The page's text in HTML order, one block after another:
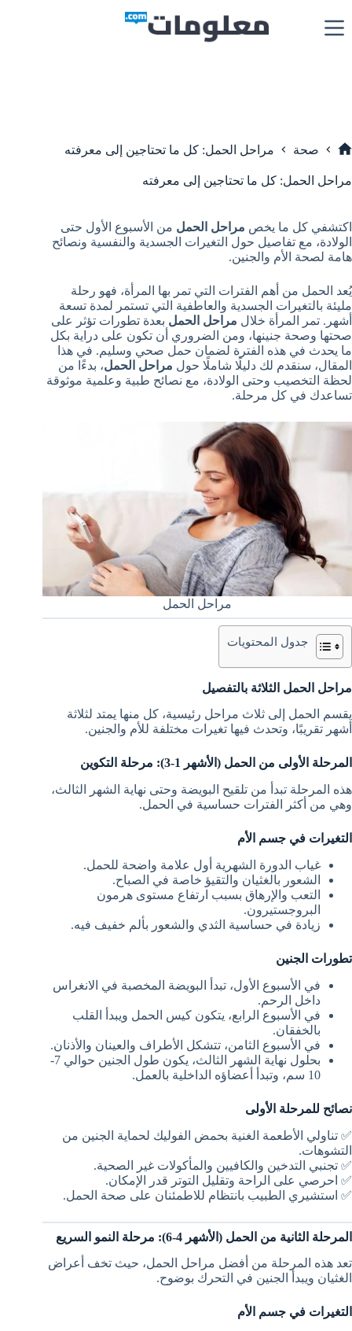
إلى
المحتوى
صحة مراحل الحمل: كل ما تحتاجين إلى معرفته
مراحل الحمل: كل ما تحتاجين إلى معرفته
اكتشفي كل ما يخص مراحل الحمل من الأسبوع الأول حتى
الولادة، مع تفاصيل حول التغيرات الجسدية والنفسية ونصائح
هامة لصحة الأم والجنين.
يُعد الحمل من أهم الفترات التي تمر بها المرأة، فهو رحلة
مليئة بالتغيرات الجسدية والعاطفية التي تستمر لمدة تسعة
أشهر. تمر المرأة خلال مراحل الحمل بعدة تطورات تؤثر على
صحتها وصحة جنينها، ومن الضروري أن تكون على دراية بكل
ما يحدث في هذه الفترة لضمان حمل صحي وسليم. في هذا
المقال، سنقدم لك دليلًا شاملًا حول مراحل الحمل، بدءًا من
لحظة التخصيب وحتى الولادة، مع نصائح طبية وعلمية موثوقة
تساعدك في كل مرحلة.
مراحل الحمل
جدول المحتويات
مراحل الحمل الثلاثة بالتفصيل
يقسم الحمل إلى ثلاث مراحل رئيسية، كل منها يمتد لثلاثة
أشهر تقريبًا، وتحدث فيها تغيرات مختلفة للأم والجنين.
المرحلة الأولى من الحمل (الأشهر 1-3): مرحلة التكوين
هذه المرحلة تبدأ من تلقيح البويضة وحتى نهاية الشهر الثالث،
وهي من أكثر الفترات حساسية في الحمل.
التغيرات في جسم الأم
غياب الدورة الشهرية أول علامة واضحة للحمل.
الشعور بالغثيان والتقيؤ خاصة في الصباح.
التعب والإرهاق بسبب ارتفاع مستوى هرمون
البروجستيرون.
زيادة في حساسية الثدي والشعور بألم خفيف فيه.
تطورات الجنين
في الأسبوع الأول، تبدأ البويضة المخصبة في الانغراس
داخل الرحم.
في الأسبوع الرابع، يتكون كيس الحمل ويبدأ القلب
بالخفقان.
في الأسبوع الثامن، تتشكل الأطراف والعينان والأذنان.
بحلول نهاية الشهر الثالث، يكون طول الجنين حوالي 7-
10 سم، وتبدأ أعضاؤه الداخلية بالعمل.
نصائح للمرحلة الأولى
✅ تناولي الأطعمة الغنية بحمض الفوليك لحماية الجنين من
التشوهات.
✅ تجنبي التدخين والكافيين والمأكولات غير الصحية.
✅ احرصي على الراحة وتقليل التوتر قدر الإمكان.
✅ استشيري الطبيب بانتظام للاطمئنان على صحة الحمل.
المرحلة الثانية من الحمل (الأشهر 4-6): مرحلة النمو السريع
تعد هذه المرحلة من أفضل مراحل الحمل، حيث تخف أعراض
الغثيان ويبدأ الجنين في التحرك بوضوح.
التغيرات في جسم الأم